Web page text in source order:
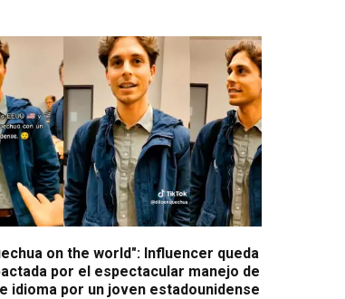
mucho orgullo!
on the world": Influencer queda
por el espectacular manejo de
idioma por un joven estadounidense